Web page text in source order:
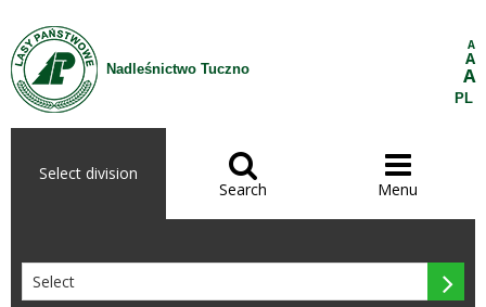
Skip to Content
Nadleśnictwo Tuczno
A
A
A
PL
Select division 
Search

Menu
